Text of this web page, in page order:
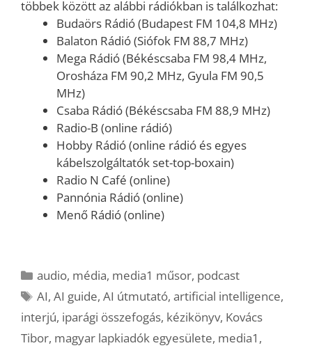
többek között az alábbi rádiókban is találkozhat:
Budaörs Rádió (Budapest FM 104,8 MHz)
Balaton Rádió (Siófok FM 88,7 MHz)
Mega Rádió (Békéscsaba FM 98,4 MHz,
Orosháza FM 90,2 MHz, Gyula FM 90,5
MHz)
Csaba Rádió (Békéscsaba FM 88,9 MHz)
Radio-B (online rádió)
Hobby Rádió (online rádió és egyes
kábelszolgáltatók set-top-boxain)
Radio N Café (online)
Pannónia Rádió (online)
Menő Rádió (online)
Kategória
audio, média, media1 műsor, podcast
Címkék
AI,AI guide,AI útmutató,artificial intelligence,
interjú, iparági összefogás, kézikönyv, Kovács
Tibor, magyar lapkiadók egyesülete, media1 ,